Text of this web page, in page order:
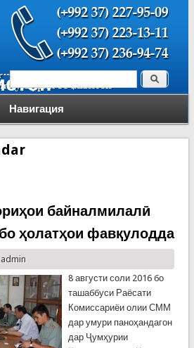
Навигация
Форма поиска Поиск
байналмилалӣ
ҳолатҳои фавқулодда
admin
8 августи соли 2016 бо
ташаббуси Раёсати
Комиссариёи олии СММ
дар умури паноҳандагон
дар Ҷумҳурии